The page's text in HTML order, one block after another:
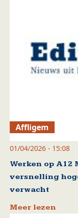
Affligem
01/04/2026 - 15:08
Werken op A12
versnelling
verwacht
Meer lezen